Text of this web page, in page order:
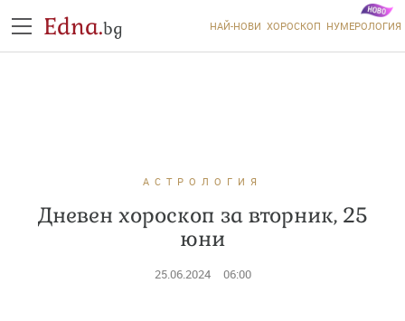
Edna.bg НАЙ-НОВИ ХОРОСКОП НУМЕРОЛОГИЯ
АСТРОЛОГИЯ
Дневен хороскоп за вторник, 25
юни
25.06.2024 06:00